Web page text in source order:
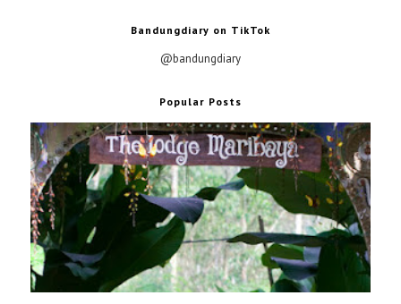
Bandungdiary on TikTok
@bandungdiary
Popular Posts